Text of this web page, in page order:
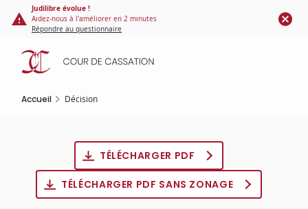
Panneau de gestion des cookies
contenu
principal
Judilibre évolue !
Aidez-nous à l'améliorer en 2 minutes
Répondre au questionnaire
Accueil Décision
TÉLÉCHARGER PDF
TÉLÉCHARGER PDF SANS ZONAGE